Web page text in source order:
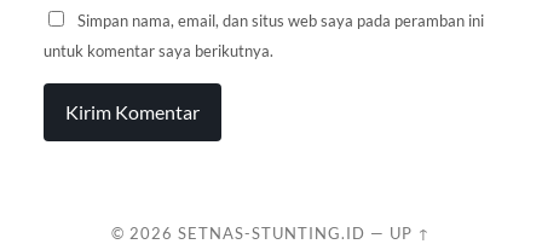
Simpan nama, email, dan situs web saya pada peramban ini
untuk komentar saya berikutnya.
© 2026 SETNAS-STUNTING.ID — UP ↑